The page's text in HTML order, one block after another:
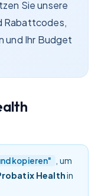
Sie unsere
Rabattcodes,
und Ihr Budget
kopieren"
, um
Healthin